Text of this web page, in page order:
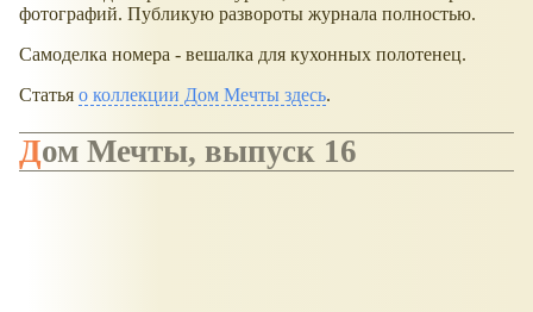
фотографий. Публикую развороты журнала полностью.
Самоделка номера - вешалка для кухонных полотенец.
Статья о коллекции Дом Мечты здесь.
Дом Мечты, выпуск 16